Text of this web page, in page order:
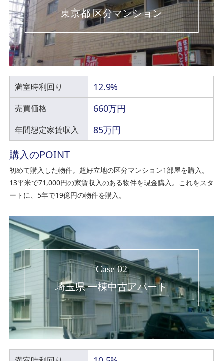
東京都 区分マンション
満室時利回り 12.9%
売買価格 660万円
年間想定家賃収入 85万円
購入のPOINT
初めて購入した物件。超好立地の区分マンション1部屋を購入。
13平米で71,000円の家賃収入のある物件を現金購入。これをスタ
ートに、5年で19億円の物件を購入。
Case 02
埼玉県 一棟中古アパート